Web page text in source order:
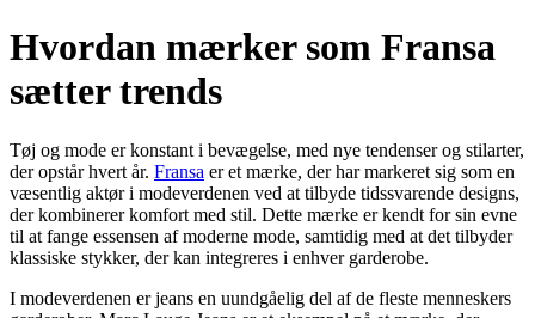
Hvordan mærker som Fransa
sætter trends
Tøj og mode er konstant i bevægelse, med nye tendenser og stilarter,
der opstår hvert år. Fransa er et mærke, der har markeret sig som en
væsentlig aktør i modeverdenen ved at tilbyde tidssvarende designs,
der kombinerer komfort med stil. Dette mærke er kendt for sin evne
til at fange essensen af moderne mode, samtidig med at det tilbyder
klassiske stykker, der kan integreres i enhver garderobe.
I modeverdenen er jeans en uundgåelig del af de fleste menneskers